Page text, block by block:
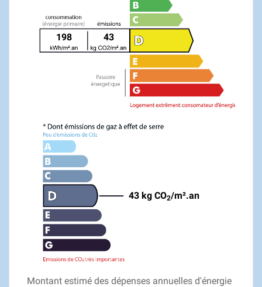
198 43
43 kg CO2/m².an
Montant estimé des dépenses annuelles d'énergie